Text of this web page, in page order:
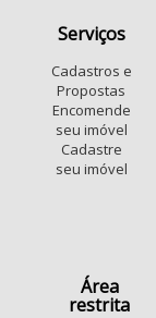
Serviços
Cadastros e
Propostas
Encomende
seu imóvel
Cadastre
seu imóvel
Área
restrita